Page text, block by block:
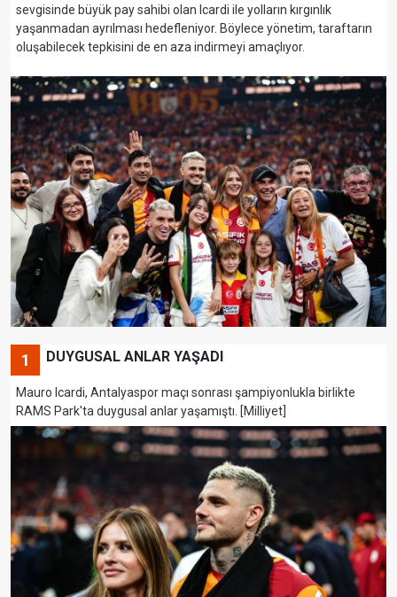
sevgisinde büyük pay sahibi olan Icardi ile yolların kırgınlık
yaşanmadan ayrılması hedefleniyor. Böylece yönetim, taraftarın
oluşabilecek tepkisini de en aza indirmeyi amaçlıyor.
1 DUYGUSAL ANLAR YAŞADI
Mauro Icardi, Antalyaspor maçı sonrası şampiyonlukla birlikte
RAMS Park'ta duygusal anlar yaşamıştı. [Milliyet]